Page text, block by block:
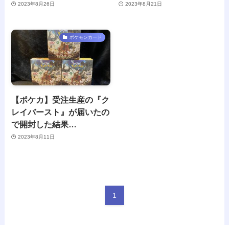
2023年8月26日 2023年8月21日
ポケモンカード
【ポケカ】受注生産の『ク
レイバースト』が届いたの
で開封した結果…
2023年8月11日
1